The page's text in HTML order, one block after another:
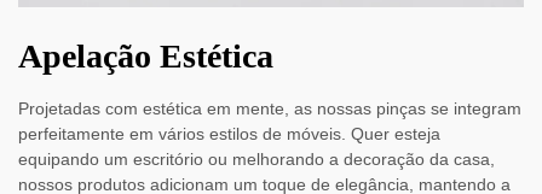
Apelação Estética
Projetadas com estética em mente, as nossas pinças se integram
perfeitamente em vários estilos de móveis. Quer esteja
equipando um escritório ou melhorando a decoração da casa,
nossos produtos adicionam um toque de elegância, mantendo a